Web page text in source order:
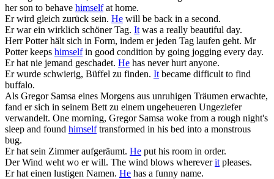
her son to behave himselfat home.
Erwird gleich zurück sein. He will be back in a second.
Erwar ein wirklich schöner Tag. Itwas a really beautiful day.
Herr Potter hält sich in Form, indem erjeden Tag laufen geht. Mr
Potter keeps himselfin good condition by going jogging every day.
Erhat nie jemand geschadet. He has never hurt anyone.
Erwurde schwierig, Büffel zu finden. Itbecame difficult to find
buffalo.
Als Gregor Samsa eines Morgens aus unruhigen Träumen erwachte,
fand ersich in seinem Bett zu einem ungeheueren Ungeziefer
verwandelt. One morning, Gregor Samsa woke from a rough night's
sleep and found himselftransformed in his bed into a monstrous
bug.
Erhat sein Zimmer aufgeräumt. He put his room in order.
Der Wind weht wo erwill. The wind blows whereveritpleases.
Erhat einen lustigen Namen. He has a funny name.